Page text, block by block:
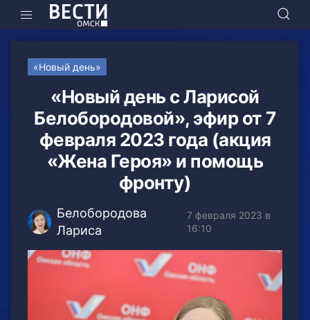
«Новый день»
«Новый день с Ларисой
Белобородовой», эфир от 7
февраля 2023 года (акция
«Жена Героя» и помощь
фронту)
Белобородова
Лариса
7 февраля 2023 в
16:10